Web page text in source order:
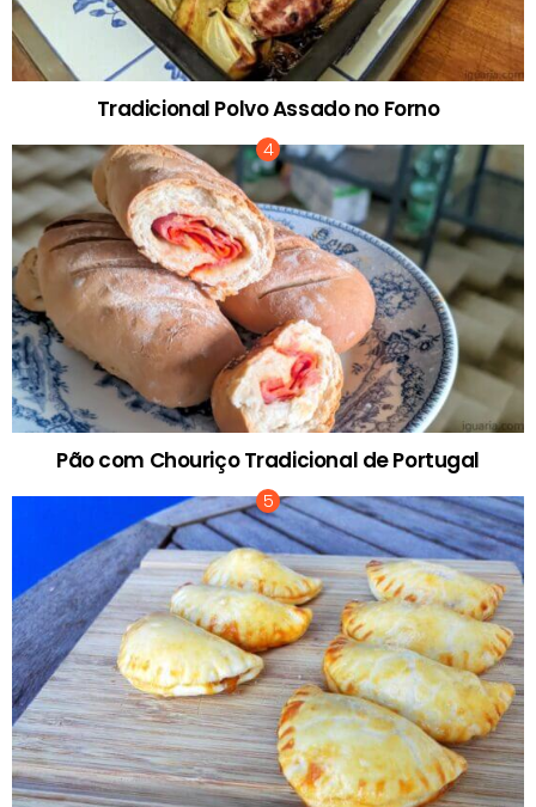
Tradicional Polvo Assado no Forno
Pão com Chouriço Tradicional de Portugal